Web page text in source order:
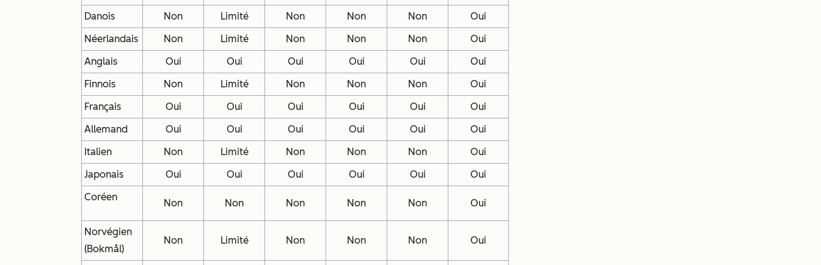
Danois Non Limité Non Non Non
Oui
Néerlandais
Non Limité Non Non Non
Oui
Anglais
Oui Oui Oui Oui Oui
Oui
Finnois
Non Limité Non Non Non
Oui
Français
Oui Oui Oui Oui Oui
Oui
Allemand
Oui Oui Oui Oui Oui
Oui
Italien
Non Limité Non Non Non
Oui
Japonais
Oui Oui Oui Oui Oui
Oui
Coréen
Non Non Non Non Non Oui
Norvégien
(Bokmål)
Non Limité Non Non Non Oui